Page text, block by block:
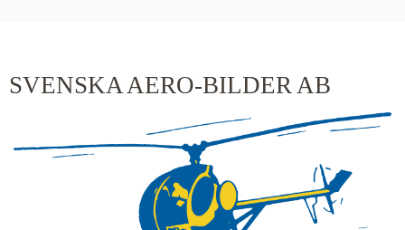
SVENSKA AERO-BILDER AB